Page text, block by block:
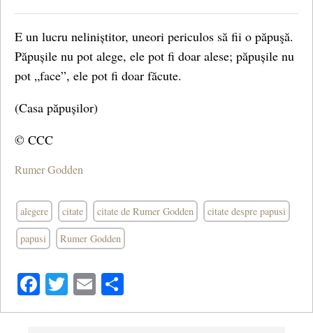
E un lucru neliniștitor, uneori periculos să fii o păpuşă.
Păpușile nu pot alege, ele pot fi doar alese; păpușile nu
pot „face”, ele pot fi doar făcute.
(Casa păpușilor)
© CCC
Rumer Godden
alegere citate citate de Rumer Godden citate despre papusi
papusi Rumer Godden
Facebook
Twitter
Email